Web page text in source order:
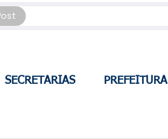
SECRETARIAS PREFEITURA